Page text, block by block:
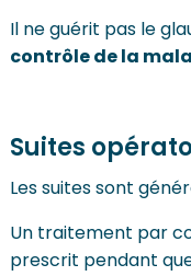
Il ne guérit pas le
contrôle de la
Suites
Les suites sont
Un traitement par
prescrit pendant